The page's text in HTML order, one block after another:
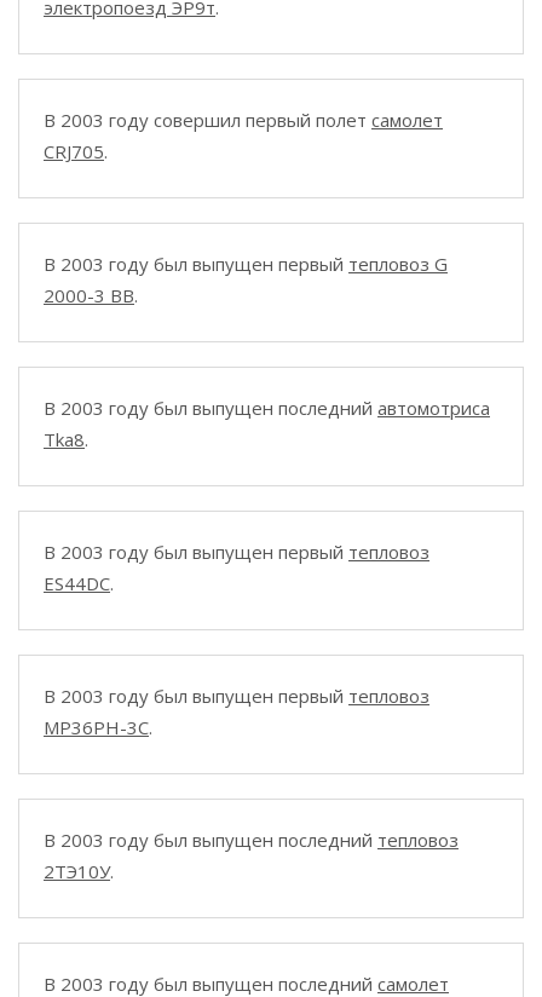
электропоезд ЭР9т.
В 2003 году совершил первый полет самолет
CRJ705.
В 2003 году был выпущен первый тепловоз G
2000-3 BB.
В 2003 году был выпущен последний автомотриса
Tka8.
В 2003 году был выпущен первый тепловоз
ES44DC.
В 2003 году был выпущен первый тепловоз
MP36PH-3C.
В 2003 году был выпущен последний тепловоз
2ТЭ10У.
В 2003 году был выпущен последний самолет